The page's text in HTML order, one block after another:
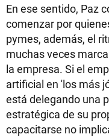
En ese sentido, Paz
comenzar por
pymes, además, el
muchas veces
la empresa. Si el
artificial en 'los más
está delegando una
estratégica de su
capacitarse no